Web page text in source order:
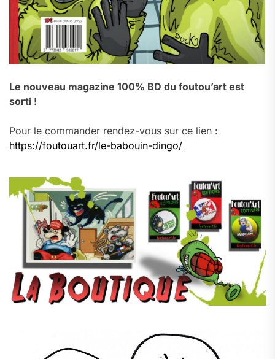
Le nouveau magazine 100% BD du foutou’art est
sorti !
Pour le commander rendez-vous sur ce lien :
https://foutouart.fr/le-babouin-dingo/